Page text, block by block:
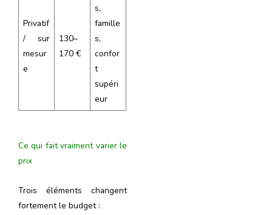
Privatif
/ sur
mesur
e
130–
170 €
s,
famille
s,
confor
t
supéri
eur
Ce qui fait vraiment varier le
prix
Trois éléments changent
fortement le budget :